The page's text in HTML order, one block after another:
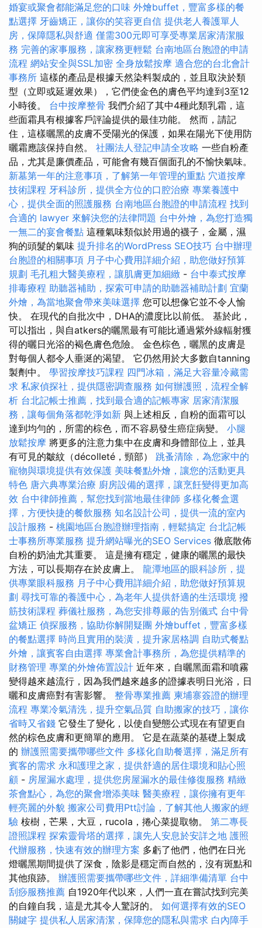
婚宴或聚會都能滿足您的口味 外燴buffet，豐富多樣的餐
點選擇 牙齒矯正，讓你的笑容更自信 提供老人養護單人
房，保障隱私與舒適 僅需300元即可享受專業居家清潔服
務 完善的家事服務，讓家務更輕鬆 台南地區台胞證的申請
流程 網站安全與SSL加密 全身放鬆按摩 適合您的台北會計
事務所 這樣的產品是根據天然染料製成的，並且取決於類
型（立即或延遲效果），它們使金色的膚色平均達到3至12
小時後。 台中按摩整骨 我們介紹了其中4種此類乳霜，這
些面霜具有根據客戶評論提供的最佳功能。 然而，請記
住，這樣曬黑的皮膚不受陽光的保護，如果在陽光下使用防
曬霜應該保持自然。 社團法人登記申請全攻略 一些自粉產
品，尤其是廉價產品，可能會有幾百個面孔的不愉快氣味。
新墓第一年的注意事項，了解第一年管理的重點 穴道按摩
技術課程 牙科診所，提供全方位的口腔治療 專業養護中
心，提供全面的照護服務 台南地區台胞證的申請流程 找到
合適的 lawyer 來解決您的法律問題 台中外燴，為您打造獨
一無二的宴會餐點 這種氣味類似於用過的襪子，金屬，濕
狗的頭髮的氣味 提升排名的WordPress SEO技巧 台中辦理
台胞證的相關事項 月子中心費用詳細介紹，助您做好預算
規劃 毛孔粗大醫美療程，讓肌膚更加細緻 - 台中泰式按摩
排毒療程 助聽器補助，探索可申請的助聽器補助計劃 宜蘭
外燴，為當地聚會帶來美味選擇 您可以想像它並不令人愉
快。 在現代的自批次中，DHA的濃度比以前低。 基於此，
可以指出，與自atkers的曬黑最有可能比通過紫外線輻射獲
得的曬日光浴的褐色膚色危險。 金色棕色，曬黑的皮膚是
對每個人都令人垂涎的渴望。 它仍然用於大多數自tanning
製劑中。 學習按摩技巧課程 四門冰箱，滿足大容量冷藏需
求 私家偵探社，提供隱密調查服務 如何辦護照，流程全解
析 台北記帳士推薦，找到最合適的記帳專家 居家清潔服
務，讓每個角落都乾淨如新 與上述相反，自粉的面霜可以
達到均勻的，所需的棕色，而不容易發生癌症病變。 小腿
放鬆按摩 將更多的注意力集中在皮膚和身體部位上，並具
有可見的皺紋（décolleté，頸部） 跳蚤清除，為您家中的
寵物與環境提供有效保護 美味餐點外燴，讓您的活動更具
特色 唐六典專業治療 廚房設備的選擇，讓烹飪變得更加高
效 台中律師推薦，幫您找到當地最佳律師 多樣化餐盒選
擇，方便快捷的餐飲服務 知名設計公司，提供一流的室內
設計服務 - 桃園地區台胞證辦理指南，輕鬆搞定 台北記帳
士事務所專業服務 提升網站曝光的SEO Services 徹底散佈
自粉的奶油尤其重要。 這是擁有穩定，健康的曬黑的最快
方法，可以長期存在於皮膚上。 龍潭地區的眼科診所，提
供專業眼科服務 月子中心費用詳細介紹，助您做好預算規
劃 尋找可靠的養護中心，為老年人提供舒適的生活環境 撥
筋技術課程 葬儀社服務，為您安排尊嚴的告別儀式 台中骨
盆矯正 偵探服務，協助你解開疑團 外燴buffet，豐富多樣
的餐點選擇 時尚且實用的裝潢，提升家居格調 自助式餐點
外燴，讓賓客自由選擇 專業會計事務所，為您提供精準的
財務管理 專業的外燴佈置設計 近年來，自曬黑面霜和噴霧
變得越來越流行，因為我們越來越多的證據表明日光浴，日
曬和皮膚癌對有害影響。 整骨專業推薦 柬埔寨簽證的辦理
流程 專業冷氣清洗，提升空氣品質 自助搬家的技巧，讓你
省時又省錢 它發生了變化，以使自變態公式現在有望更自
然的棕色皮膚和更簡單的應用。 它是在蔬菜的基礎上製成
的 辦護照需要攜帶哪些文件 多樣化自助餐選擇，滿足所有
賓客的需求 永和護理之家，提供舒適的居住環境和貼心照
顧 - 房屋漏水處理，提供您房屋漏水的最佳修復服務 精緻
茶會點心，為您的聚會增添美味 醫美療程，讓你擁有更年
輕亮麗的外貌 搬家公司費用Ptt討論，了解其他人搬家的經
驗 桉樹，芒果，大豆，rucola，捲心菜提取物。 第二專長
證照課程 探索靈骨塔的選擇，讓先人安息於安詳之地 護照
代辦服務，快速有效的辦理方案 多虧了他們，他們在日光
燈曬黑期間提供了深食，陰影是穩定而自然的，沒有斑點和
其他痕跡。 辦護照需要攜帶哪些文件，詳細準備清單 台中
刮痧服務推薦 自1920年代以來，人們一直在嘗試找到完美
的自鐘自我，這是尤其令人驚訝的。 如何選擇有效的SEO
關鍵字 提供私人居家清潔，保障您的隱私與需求 白內障手